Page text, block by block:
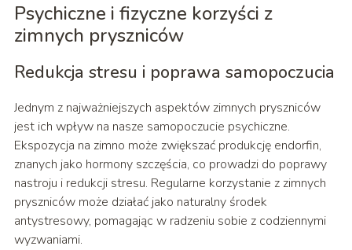
Psychiczne i fizyczne korzyści z
zimnych pryszniców
Redukcja stresu i poprawa samopoczucia
Jednym z najważniejszych aspektów zimnych pryszniców
jest ich wpływ na nasze samopoczucie psychiczne.
Ekspozycja na zimno może zwiększać produkcję endorfin,
znanych jako hormony szczęścia, co prowadzi do poprawy
nastroju i redukcji stresu. Regularne korzystanie z zimnych
pryszniców może działać jako naturalny środek
antystresowy, pomagając w radzeniu sobie z codziennymi
wyzwaniami.